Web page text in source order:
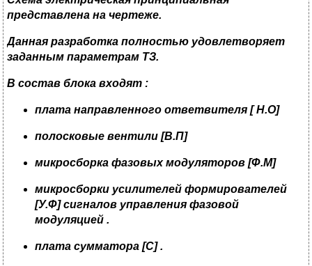
представлена на чертеже.
Данная разработка полностью удовлетворяет
заданным параметрам ТЗ.
В состав блока входят :
плата направленного ответвителя [Н.О]
полосковые вентили [В.П]
микросборка фазовых модуляторов [Ф.М]
микросборки усилителей формирователей
[У.Ф] сигналов управления фазовой
модуляцией .
плата сумматора [С] .